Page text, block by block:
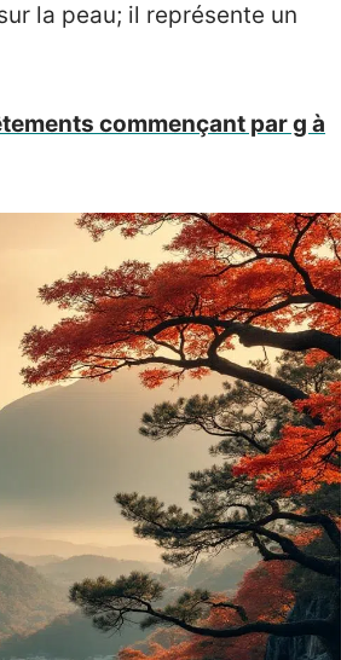
la peau; il représente un
commençant par g à